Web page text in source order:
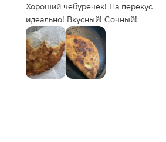
Хороший чебуречек! На перекус
идеально! Вкусный! Сочный!